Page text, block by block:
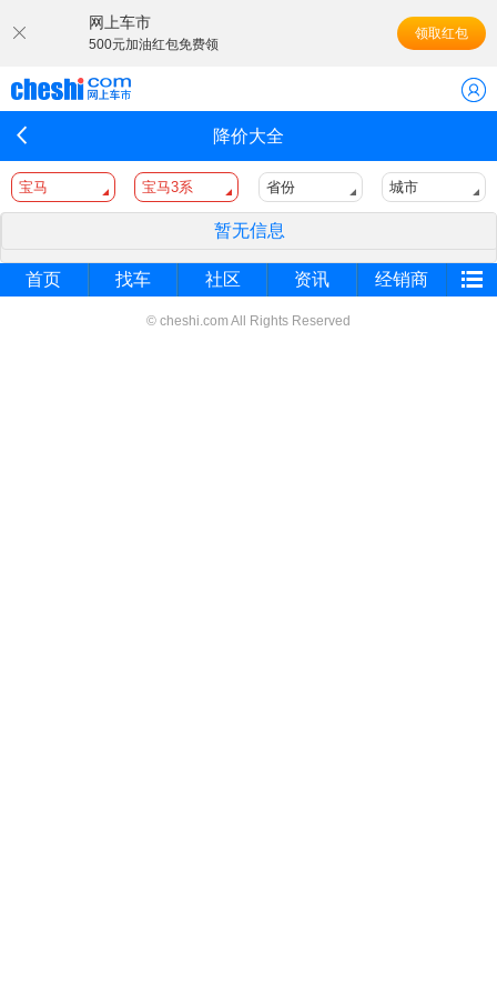
网上车市
500元加油红包免费领
领取红包
降价大全
宝马 宝马3系 省份 城市
暂无信息
首页 找车 社区 资讯 经销商
© cheshi.com All Rights Reserved